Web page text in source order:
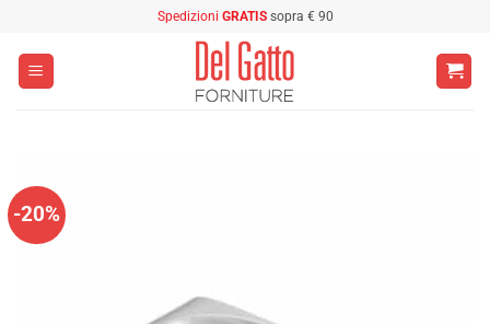
contenuti
Spedizioni GRATISsopra € 90
-20%